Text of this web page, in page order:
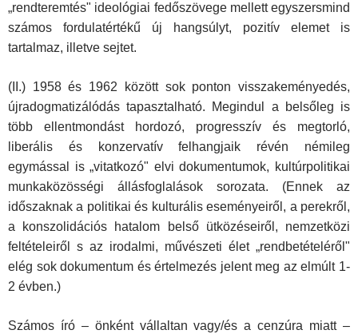
„rendteremtés" ideológiai fedőszövege mellett egyszersmind
számos fordulatér­tékű új hangsúlyt, pozitív elemet is
tartalmaz, illetve sejtet.
(II.) 1958 és 1962 között sok ponton visszakeményedés,
újradogmatizálódás tapasztalható. Megindul a belsőleg is
több ellentmon­dást hordozó, progresszív és megtorló,
liberális és konzervatív fel­hangjaik révén némileg
egymással is „vitatkozó" elvi dokumentu­mok, kultúrpolitikai
munkaközösségi állásfoglalások sorozata. (En­nek az
időszaknak a politikai és kulturális eseményeiről, a perekről,
a konszolidációs hatalom belső ütközéseiről, nemzetközi
feltétele­iről s az irodalmi, művészeti élet „rendbetételéről"
elég sok doku­mentum és értelmezés jelent meg az elmúlt 1-
2 évben.)
Számos író – önként vállaltan vagy/és a cenzúra miatt –